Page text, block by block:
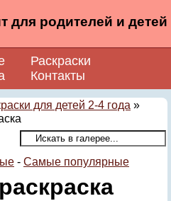
для родителей и детей
Раскраски
Контакты
для детей 2-4 года »
- Самые популярные